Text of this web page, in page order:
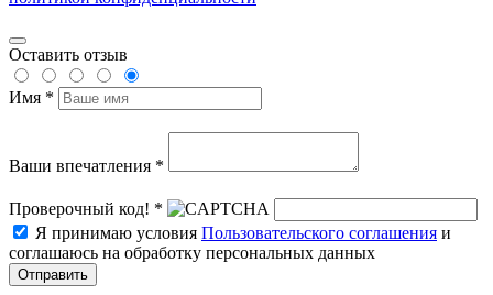
Оставить отзыв
Имя *
Ваши впечатления *
Проверочный код! *
Я принимаю условия Пользовательского соглашения и
соглашаюсь на обработку персональных данных
Отправить